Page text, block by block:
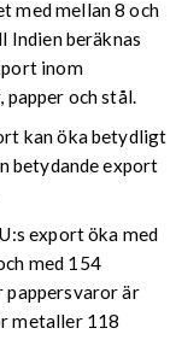
med mellan 8 och
Indien beräknas
inom
och stål.
kan öka betydligt
betydande export
export öka med
med 154
pappersvaror är
metaller 118